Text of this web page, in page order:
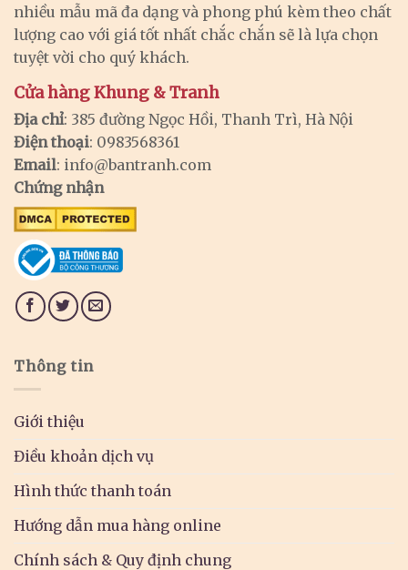
nhiều mẫu mã đa dạng và phong phú kèm theo chất
lượng cao với giá tốt nhất chắc chắn sẽ là lựa chọn
tuyệt vời cho quý khách.
Cửa hàng Khung & Tranh
Địa chỉ: 385 đường Ngọc Hồi, Thanh Trì, Hà Nội
Điện thoại: 0983568361
Email: info@bantranh.com
Chứng nhận
Thông tin
Giới thiệu
Điều khoản dịch vụ
Hình thức thanh toán
Hướng dẫn mua hàng online
Chính sách & Quy định chung